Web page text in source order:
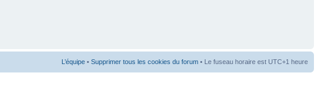
L’équipe • Supprimer tous les cookies du forum • Le fuseau horaire est UTC+1 heure